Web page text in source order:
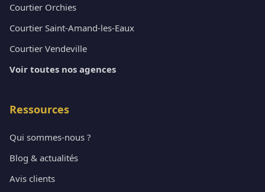
Courtier Orchies
Courtier Saint-Amand-les-Eaux
Courtier Vendeville
Voir toutes nos agences
Ressources
Qui sommes-nous ?
Blog & actualités
Avis clients